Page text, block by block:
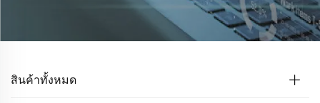
สินค้าทั้งหมด